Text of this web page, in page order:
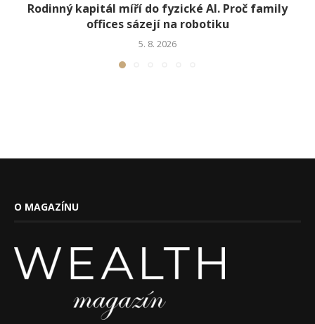
Rodinný kapitál míří do fyzické AI. Proč family
offices sázejí na robotiku
5. 8. 2026
O MAGAZÍNU